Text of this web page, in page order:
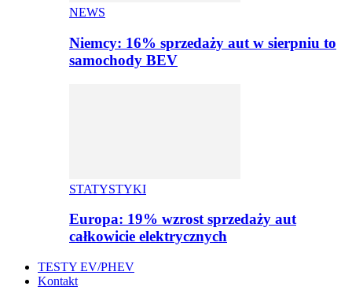
NEWS
Niemcy: 16% sprzedaży aut w sierpniu to
samochody BEV
STATYSTYKI
Europa: 19% wzrost sprzedaży aut
całkowicie elektrycznych
TESTY EV/PHEV
Kontakt